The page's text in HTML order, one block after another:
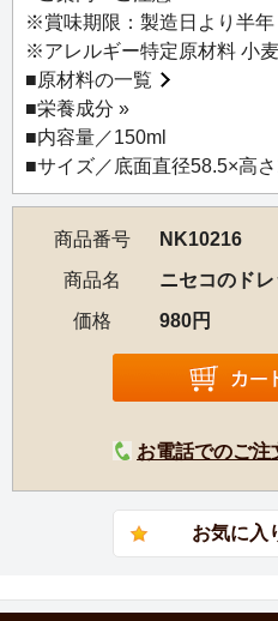
ルピシアがプロデュースする
ート「ヴィラ ルピシア」から
登場しました。フレーバーは
ャロット＆オレンジ」「シー
材のおいしさをさらに引き立
ッシングです。穏やかな酸味
米酢を使用し、上質な太白胡
るのはもちろん、肉料理や魚
躍。高級感のあるボトルデザ
※よく振ってからお召し上が
※開封後は10℃以下で保存し
※賞味期限：製造日より半年
※アレルギー特定原材料 小
■原材料の一覧
■栄養成分 »
■内容量／150ml
■サイズ／底面直径58.5×高
商品番号
NK10216
商品名
ニセコのド
価格
980円
お電話でのご注